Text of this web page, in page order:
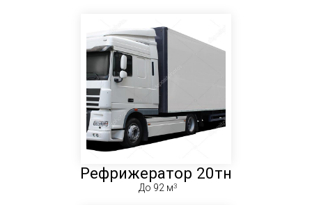
Рефрижератор 20тн
До 92 м